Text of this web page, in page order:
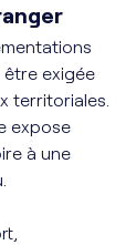
être exigée
territoriales.
expose
à une